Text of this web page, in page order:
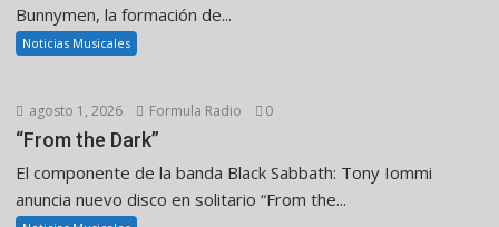
Bunnymen, la formación de...
Noticias Musicales
agosto 1, 2026 Formula Radio 0
“From the Dark”
El componente de la banda Black Sabbath: Tony Iommi
anuncia nuevo disco en solitario “From the...